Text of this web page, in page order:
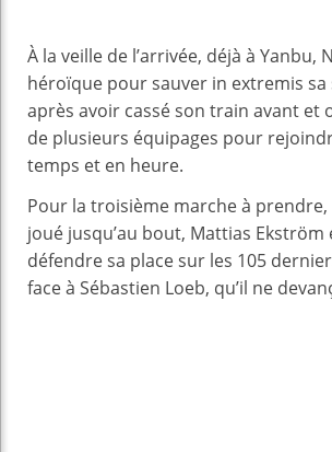
À la veille de l’arrivée, déjà à Yanbu,
héroïque pour sauver in extremis sa
après avoir cassé son train avant et
de plusieurs équipages pour
temps et en heure.
Pour la troisième marche à prendre,
joué jusqu’au bout, Mattias Ekström
défendre sa place sur les 105
face à Sébastien Loeb, qu’il ne